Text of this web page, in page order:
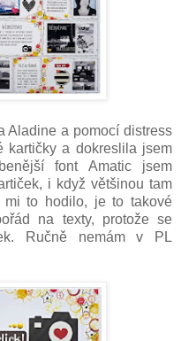
Aladine a pomocí distress
kartičky a dokreslila jsem
font Amatic jsem
i když většinou tam
to hodilo, je to takové
na texty, protože se
Ručně nemám v PL